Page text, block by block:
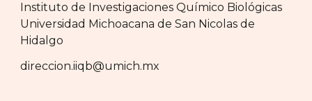
Instituto de Investigaciones Químico Biológicas
Universidad Michoacana de San Nicolas de
Hidalgo
direccion.iiqb@umich.mx